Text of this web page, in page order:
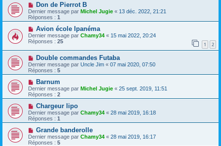
Don de Pierrot B
Dernier message par Michel Jugie « 13 déc. 2022, 21:21
Réponses : 1
Avion école Ipanéma
Dernier message par Chamy34 « 15 mai 2022, 20:24
Réponses : 25 1 2
Double commandes Futaba
Dernier message par Uncle Jim « 07 mai 2020, 07:50
Réponses : 5
Barnum
Dernier message par Michel Jugie « 25 sept. 2019, 11:51
Réponses : 2
Chargeur lipo
Dernier message par Chamy34 « 28 mai 2019, 16:18
Réponses : 1
Grande banderolle
Dernier message par Chamy34 « 28 mai 2019, 16:17
Réponses : 5